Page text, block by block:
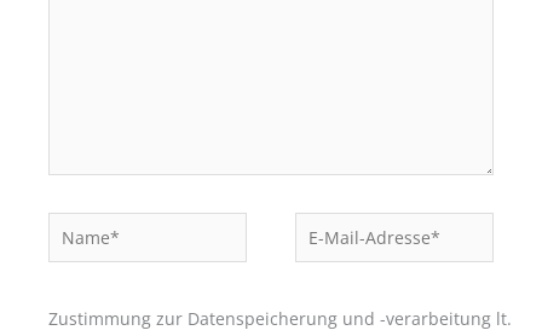
Name*
Mail-
Zustimmung zur Datenspeicherung und -verarbeitung lt.